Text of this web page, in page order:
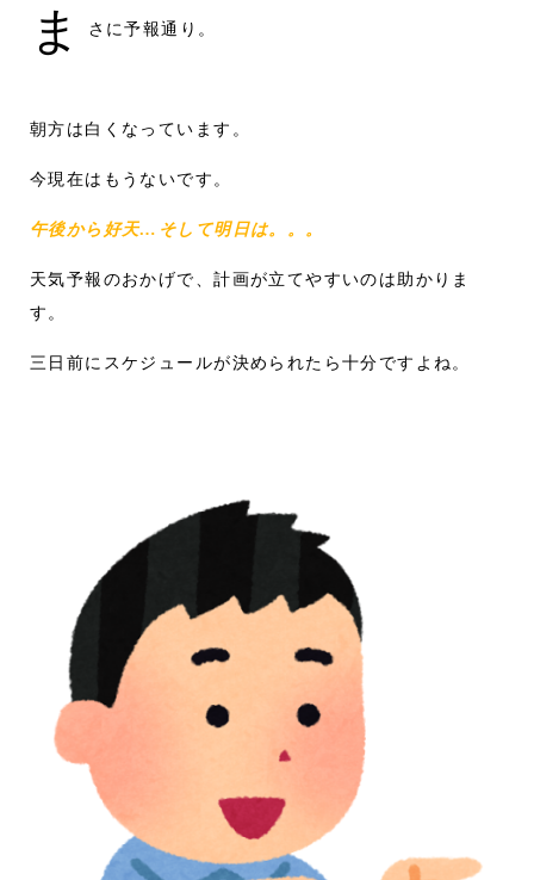
ま さに予報通り。
朝方は白くなっています。
今現在はもうないです。
午後から好天…そして明日は。。。
天気予報のおかげで、計画が立てやすいのは助かりま
す。
三日前にスケジュールが決められたら十分ですよね。